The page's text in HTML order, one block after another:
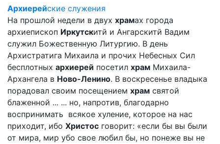
Архиерейские служения
На прошлой недели в двух храмах города
архиепископ Иркутскитй и Ангарскитй Вадим
служил Божественную Литургию. В день
Архистратига Михаила и прочих Небесных Сил
бесплотных архиерей посетил храм Михаила-
Архангела в Ново-Ленино. В воскресенье владыка
порадовал своим посещением храм святой
блаженной ... ... но, напротив, благодарно
воспринимать всякое хуление, которое на нас
приходит, ибо Христос говорит: «если бы вы были
от мира, мир убо свое любил бы, но понеже вы не